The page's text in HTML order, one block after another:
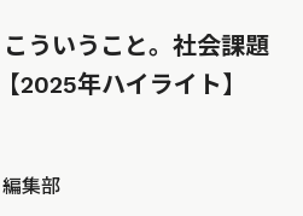
ういうこと。社会課題
2025年ハイライト】
編集部